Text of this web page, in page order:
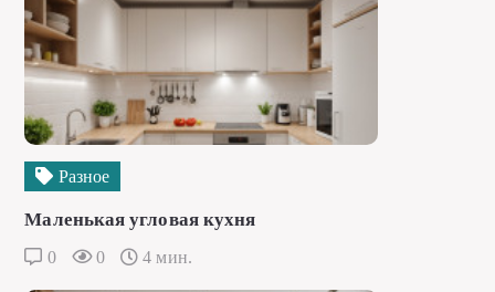
Разное
Маленькая угловая кухня
0 0 4 мин.